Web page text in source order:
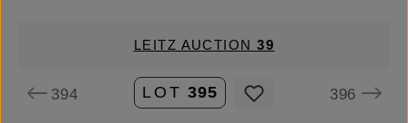
LEITZ AUCTION39
394 LOT 395 396